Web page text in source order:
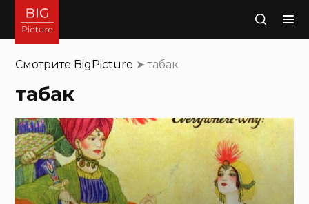
Поиск
Смотрите BigPicture ➤табак
табак